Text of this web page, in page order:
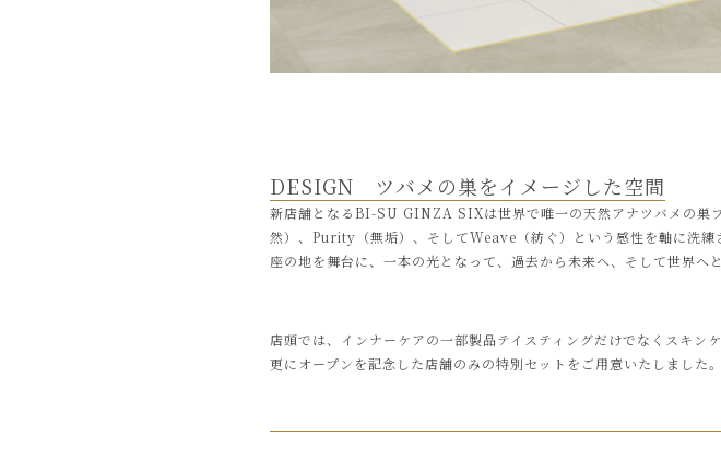
DESIGN ツバメの巣をイメージした空間
新店舗となるBI-SU GINZA SIXは世界で唯一の天然アナツバメの巣
然）、Purity（無垢）、そしてWeave（紡ぐ）という感性を軸に洗
座の地を舞台に、一本の光となって、過去から未来へ、そして世界へ
店頭では、インナーケアの一部製品テイスティングだけでなくスキン
更にオープンを記念した店舗のみの特別セットをご用意いたしました。